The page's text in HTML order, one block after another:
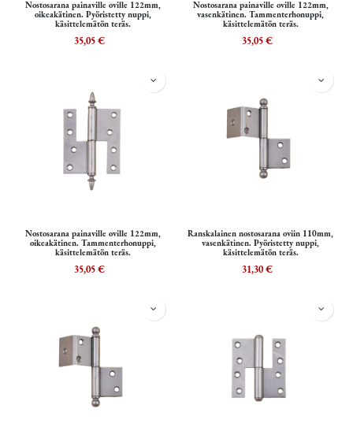
Nostosarana painaville oville 122mm,
oikeakätinen. Pyöristetty nuppi,
käsittelemätön teräs.
35,05€
Nostosarana painaville oville 122mm,
vasenkätinen. Tammenterhonuppi,
käsittelemätön teräs.
35,05€
Nostosarana painaville oville 122mm,
oikeakätinen. Tammenterhonuppi,
käsittelemätön teräs.
35,05€
Ranskalainen nostosarana oviin 110mm,
vasenkätinen. Pyöristetty nuppi,
käsittelemätön teräs.
31,30€